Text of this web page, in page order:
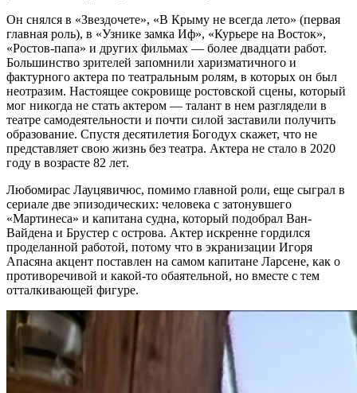
Он снялся в «Звездочете», «В Крыму не всегда лето» (первая
главная роль), в «Узнике замка Иф», «Курьере на Восток»,
«Ростов-папа» и других фильмах — более двадцати работ.
Большинство зрителей запомнили харизматичного и
фактурного актера по театральным ролям, в которых он был
неотразим. Настоящее сокровище ростовской сцены, который
мог никогда не стать актером — талант в нем разглядели в
театре самодеятельности и почти силой заставили получить
образование. Спустя десятилетия Богодух скажет, что не
представляет свою жизнь без театра. Актера не стало в 2020
году в возрасте 82 лет.
Любомирас Лауцявичюс, помимо главной роли, еще сыграл в
сериале две эпизодических: человека с затонувшего
«Мартинеса» и капитана судна, который подобрал Ван-
Вайдена и Брустер с острова. Актер искренне гордился
проделанной работой, потому что в экранизации Игоря
Апасяна акцент поставлен на самом капитане Ларсене, как о
противоречивой и какой-то обаятельной, но вместе с тем
отталкивающей фигуре.